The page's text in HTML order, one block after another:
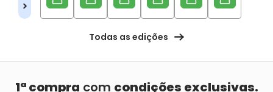
Todas as edições